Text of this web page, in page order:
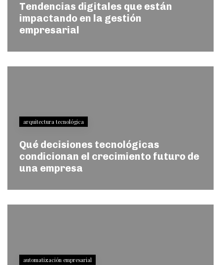
Tendencias digitales que están
impactando en la gestión
empresarial
arquitectura tecnológica
Qué decisiones tecnológicas
condicionan el crecimiento futuro de
una empresa
automatización empresarial